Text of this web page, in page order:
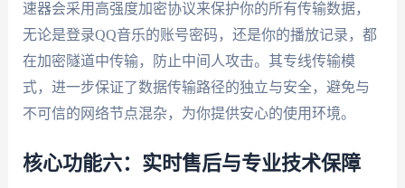
速器会采用高强度加密协议来保护你的所有传输数据，
无论是登录QQ音乐的账号密码，还是你的播放记录，都
在加密隧道中传输，防止中间人攻击。其专线传输模
式，进一步保证了数据传输路径的独立与安全，避免与
不可信的网络节点混杂，为你提供安心的使用环境。
核心功能六：实时售后与专业技术保障